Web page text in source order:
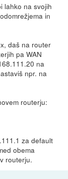
lahko na svojih
in
daš na router
pa WAN
na
npr. na
routerju:
za default
obema
routerju.